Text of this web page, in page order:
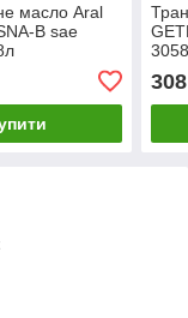
масло Aral
B sae